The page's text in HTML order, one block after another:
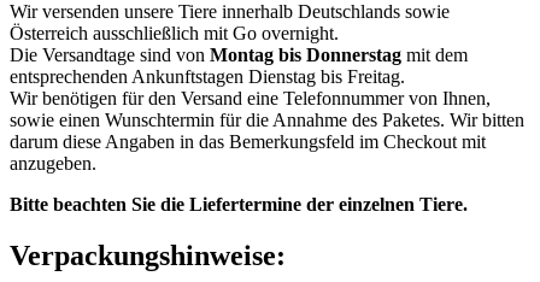
Wir versenden unsere Tiere innerhalb Deutschlands sowie
Österreich ausschließlich mit Go overnight.
Die Versandtage sind von Montag bis Donnerstag mit dem
entsprechenden Ankunftstagen Dienstag bis Freitag.
Wir benötigen für den Versand eine Telefonnummer von Ihnen,
sowie einen Wunschtermin für die Annahme des Paketes. Wir bitten
darum diese Angaben in das Bemerkungsfeld im Checkout mit
anzugeben.
Bitte beachten Sie die Liefertermine der einzelnen Tiere.
Verpackungshinweise: